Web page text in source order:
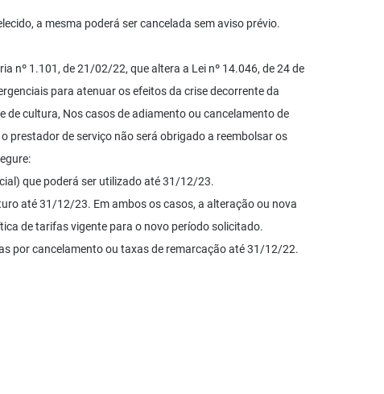
a mesma poderá ser cancelada sem aviso prévio.
nº 1.101, de 21/02/22, que altera a Lei nº 14.046, de 24 de
para atenuar os efeitos da crise decorrente da
de cultura, Nos casos de adiamento ou cancelamento de
de serviço não será obrigado a reembolsar os
que poderá ser utilizado até 31/12/23.
até 31/12/23. Em ambos os casos, a alteração ou nova
de tarifas vigente para o novo período solicitado.
por cancelamento ou taxas de remarcação até 31/12/22.